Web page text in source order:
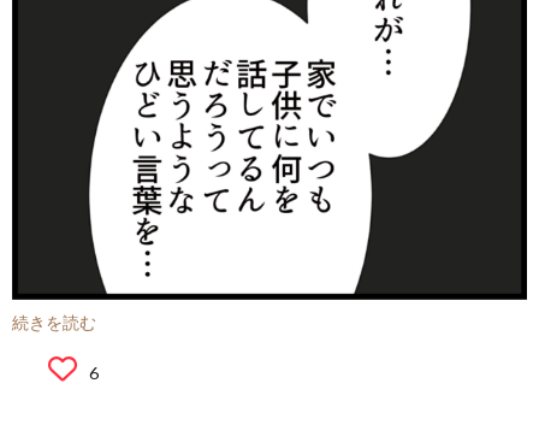
続きを読む
6